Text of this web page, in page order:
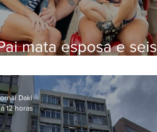
mata esposa e seis
Daki
12 horas